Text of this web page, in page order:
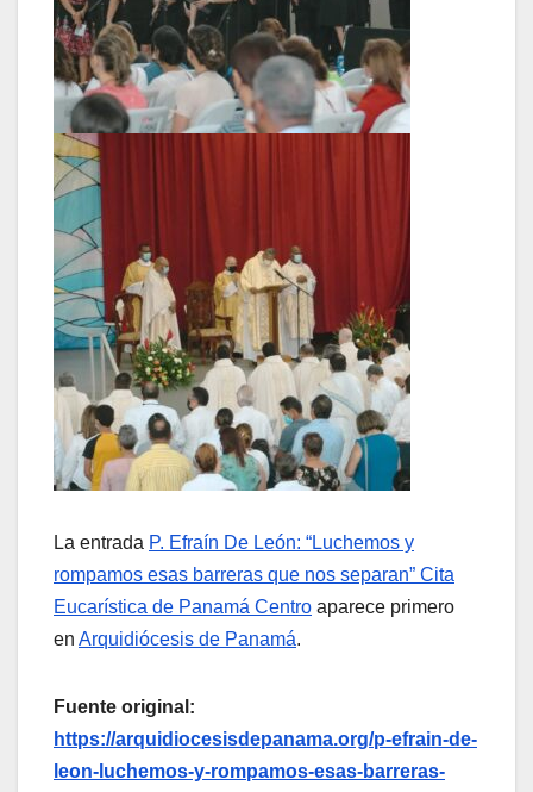
La entrada P. Efraín De León: “Luchemos y
rompamos esas barreras que nos separan” Cita
Eucarística de Panamá Centro aparece primero
en Arquidiócesis de Panamá.
Fuente original:
https://arquidiocesisdepanama.org/p-efrain-de-
leon-luchemos-y-rompamos-esas-barreras-